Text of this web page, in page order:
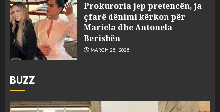
Prokuroria jep pretencën, ja
çfarë dënimi kërkon për
Mariela dhe Antonela
Berishën
MARCH 25, 2025
BUZZ